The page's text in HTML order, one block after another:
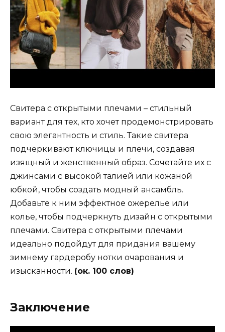
Свитера с открытыми плечами – стильный
вариант для тех, кто хочет продемонстрировать
свою элегантность и стиль. Такие свитера
подчеркивают ключицы и плечи, создавая
изящный и женственный образ. Сочетайте их с
джинсами с высокой талией или кожаной
юбкой, чтобы создать модный ансамбль.
Добавьте к ним эффектное ожерелье или
колье, чтобы подчеркнуть дизайн с открытыми
плечами. Свитера с открытыми плечами
идеально подойдут для придания вашему
зимнему гардеробу нотки очарования и
изысканности. (ок. 100 слов)
Заключение